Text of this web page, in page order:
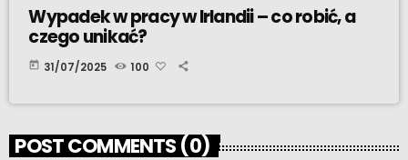
Wypadek w pracy w Irlandii – co robić, a
czego unikać?
today 31/07/2025 100
POST COMMENTS (0)